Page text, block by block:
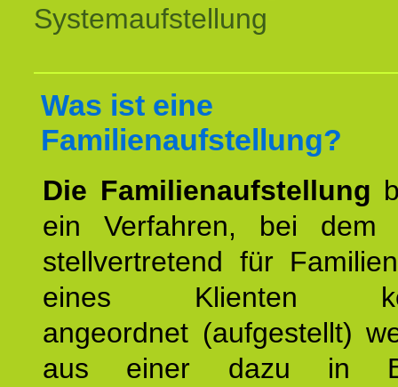
Systemaufstellung
Was ist eine
Familienaufstellung?
Die Familienaufstellung
ein Verfahren, bei dem
stellvertretend für
eines Klienten
angeordnet (aufgestellt)
aus einer dazu in